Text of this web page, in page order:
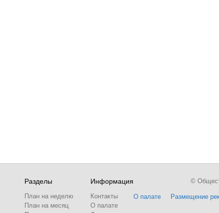
Разделы
План на неделю
План на месяц
Информация
Контакты
О палате
О палате Размещение
©